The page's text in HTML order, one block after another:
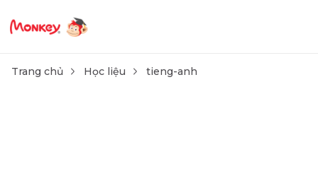
Trang chủ Học liệu tieng-anh